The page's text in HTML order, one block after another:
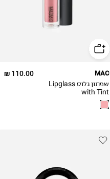
110.00 ₪ MAC
שפתון גלוס Lipglass
with Tint